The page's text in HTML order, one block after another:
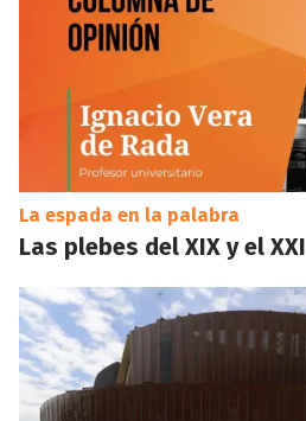
La espada en la palabra
Las plebes del XIX y el XXI